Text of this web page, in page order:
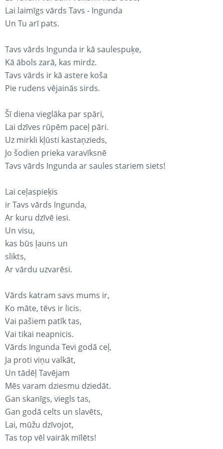
Lai laimīgs vārds Tavs - Ingunda
Un Tu arī pats.
Tavs vārds Ingunda ir kā saulespuķe,
Kā ābols zarā, kas mirdz.
Tavs vārds ir kā astere koša
Pie rudens vējainās sirds.
Šī diena vieglāka par spāri,
Lai dzīves rūpēm paceļ pāri.
Uz mirkli kļūsti kastaņzieds,
Jo šodien prieka varavīksnē
Tavs vārds Ingunda ar saules stariem siets!
Lai ceļaspieķis
ir Tavs vārds Ingunda,
Ar kuru dzīvē iesi.
Un visu,
kas būs ļauns un
slikts,
Ar vārdu uzvarēsi.
Vārds katram savs mums ir,
Ko māte, tēvs ir licis.
Vai pašiem patīk tas,
Vai tikai neapnicis.
Vārds Ingunda Tevi godā ceļ,
Ja proti viņu valkāt,
Un tādēļ Tavējam
Mēs varam dziesmu dziedāt.
Gan skanīgs, viegls tas,
Gan godā celts un slavēts,
Lai, mūžu dzīvojot,
Tas top vēl vairāk mīlēts!